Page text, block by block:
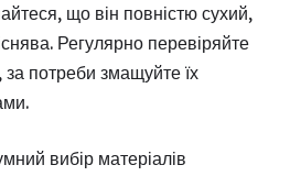
що він повністю сухий,
Регулярно перевіряйте
потреби змащуйте їх
вибір матеріалів